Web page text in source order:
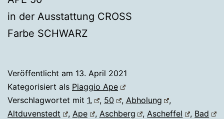
in der Ausstattung CROSS
Farbe SCHWARZ
Veröffentlicht am 13. April 2021
Kategorisiert als Piaggio Ape
Verschlagwortet mit 1. , 50 , Abholung
,
Altduvenstedt
, Ape , Aschberg , Ascheffel , Bad